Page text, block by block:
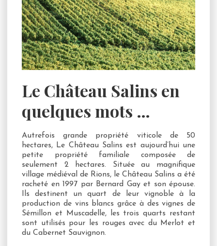
Le Château Salins en
quelques mots …
Autrefois grande propriété viticole de 50
hectares, Le Château Salins est aujourd’hui une
petite propriété familiale composée de
seulement 2 hectares. Située au magnifique
village médiéval de Rions, le Château Salins a été
racheté en 1997 par Bernard Gay et son épouse.
Ils destinent un quart de leur vignoble à la
production de vins blancs grâce à des vignes de
Sémillon et Muscadelle, les trois quarts restant
sont utilisés pour les rouges avec du Merlot et
du Cabernet Sauvignon.